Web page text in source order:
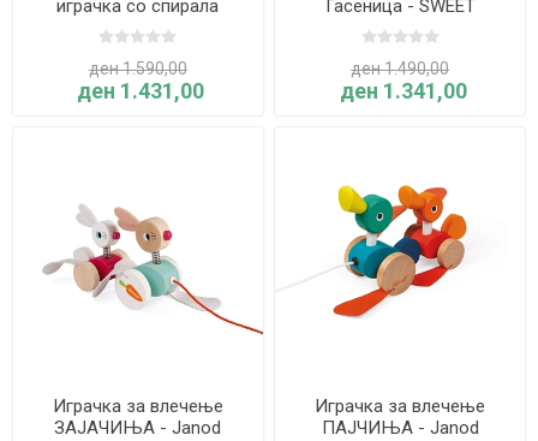
играчка со спирала
ден 1.590,00
ден 1.431,00
Гасеница - SWEET
COCOON
ден 1.490,00
ден 1.341,00
Играчка за влечење
ЗАЈАЧИЊА - Janod
Играчка за влечење
ПАЈЧИЊА - Janod